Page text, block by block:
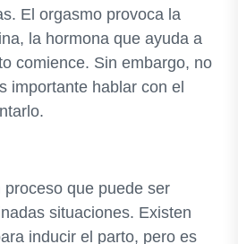
El orgasmo provoca la
la hormona que ayuda a
comience. Sin embargo, no
importante hablar con el
que puede ser
situaciones. Existen
inducir el parto, pero es